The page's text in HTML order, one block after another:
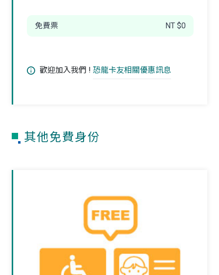
免費票 NT $0
歡迎加入我們 ! 恐龍卡友相關優惠訊息
其他免費身份